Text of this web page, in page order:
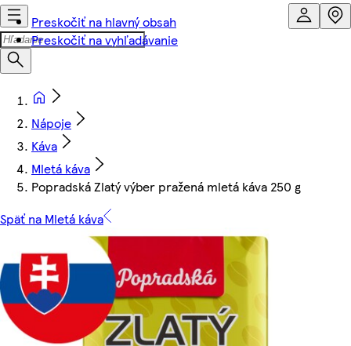
Preskočiť na hlavný obsah
Preskočiť na vyhľadávanie
Nápoje
Káva
Mletá káva
Popradská Zlatý výber pražená mletá káva 250 g
Späť na Mletá káva